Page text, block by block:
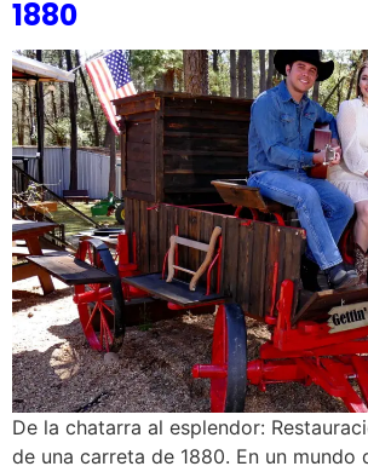
1880
De la chatarra al esplendor:
de una carreta de 1880. En un mundo